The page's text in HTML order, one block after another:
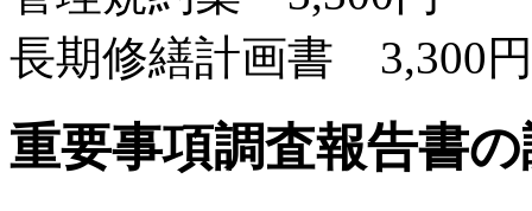
長期修繕計画書 3,300円
重要事項調査報告書